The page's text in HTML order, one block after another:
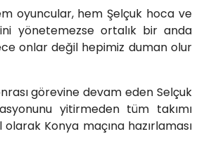
oyuncular, hem Şelçuk hoca ve
yönetemezse ortalık bir anda
onlar değil hepimiz duman olur
görevine devam eden Selçuk
yitirmeden tüm takımı
Konya maçına hazırlaması